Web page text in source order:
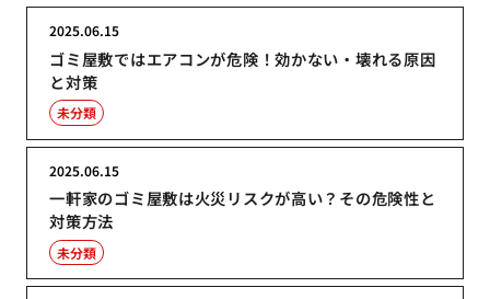
ゴミ屋敷ではエアコンが危険！効かない・壊れる原因
と対策
2025.06.15
未分類
一軒家のゴミ屋敷は火災リスクが高い？その危険性と
対策方法
2025.06.15
未分類